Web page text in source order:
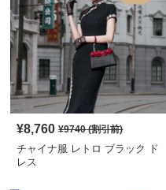
¥8,760 ¥9740(割引前)
チャイナ服 レトロ ブラック ド
レス